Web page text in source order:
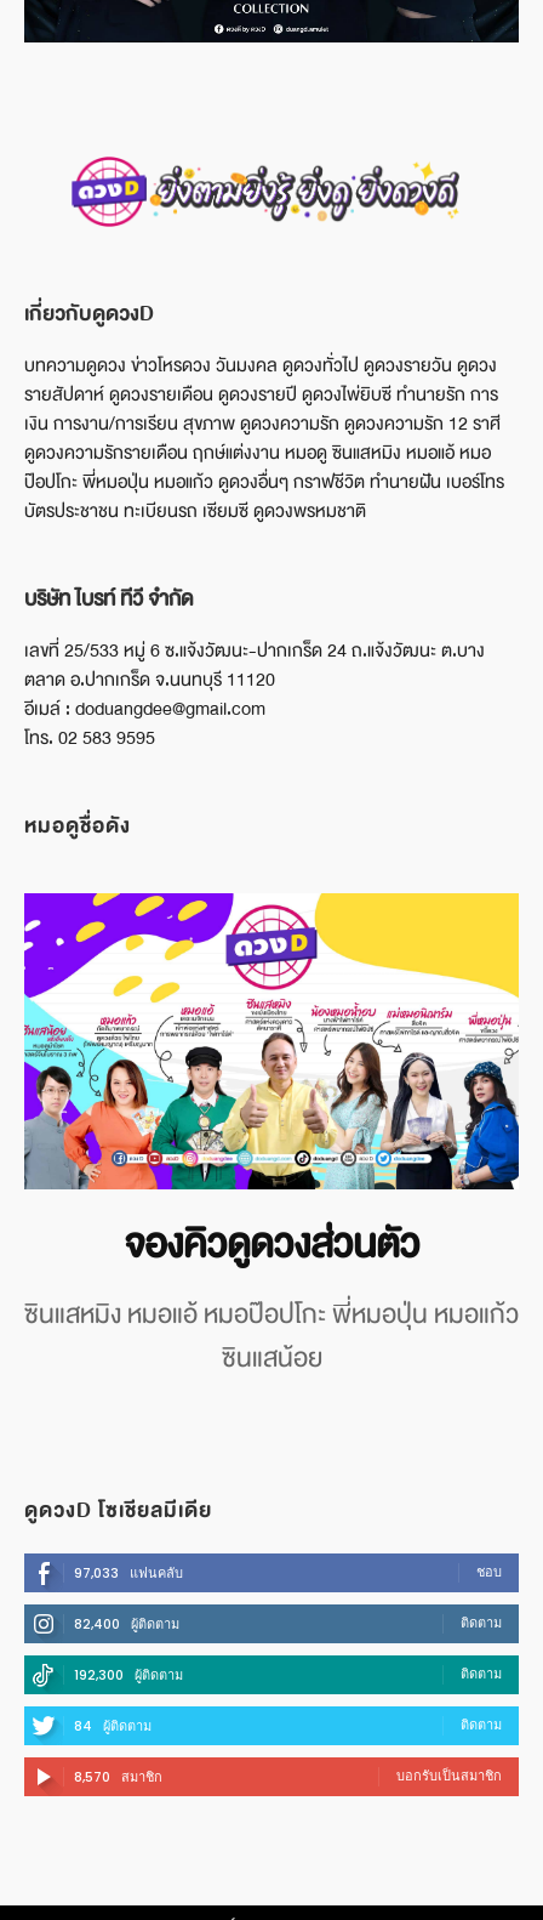
เกี่ยวกับดูดวงD
บทความดูดวง ข่าวโหรดวง วันมงคล ดูดวงทั่วไป ดูดวงรายวัน ดูดวง
รายสัปดาห์ ดูดวงรายเดือน ดูดวงรายปี ดูดวงไพ่ยิบซี ทำนายรัก การ
เงิน การงาน/การเรียน สุขภาพ ดูดวงความรัก ดูดวงความรัก 12 ราศี
ดูดวงความรักรายเดือน ฤกษ์แต่งงาน หมอดู ซินแสหมิง หมอแอ้ หมอ
ป๊อปโกะ พี่หมอปุ่น หมอแก้ว ดูดวงอื่นๆ กราฟชีวิต ทำนายฝัน เบอร์โทร
บัตรประชาชน ทะเบียนรถ เซียมซี ดูดวงพรหมชาติ
บริษัท ไบรท์ ทีวี จำกัด
เลขที่ 25/533 หมู่ 6 ซ.แจ้งวัฒนะ-ปากเกร็ด 24 ถ.แจ้งวัฒนะ ต.บาง
ตลาด อ.ปากเกร็ด จ.นนทบุรี 11120
อีเมล์ : doduangdee@gmail.com
โทร. 02 583 9595
หมอดูชื่อดัง
จองคิวดูดวงส่วนตัว
ซินแสหมิง หมอแอ้ หมอป๊อปโกะ พี่หมอปุ่น หมอแก้ว
ซินแสน้อย
ดูดวงD โซเชียลมีเดีย
97,033 แฟนคลับ ชอบ
82,400 ผู้ติดตาม ติดตาม
192,300 ผู้ติดตาม ติดตาม
84 ผู้ติดตาม ติดตาม
8,570 สมาชิก บอกรับเป็นสมาชิก